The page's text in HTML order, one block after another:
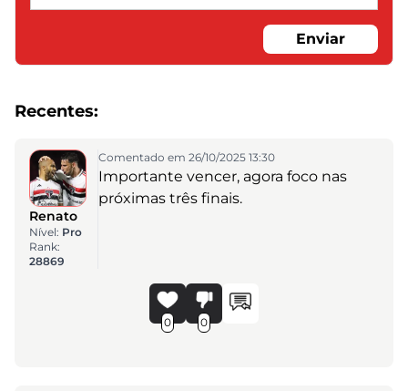
Enviar
Recentes:
Renato
Nível: Pro
Rank:
28869
Comentado em 26/10/2025 13:30
Importante vencer, agora foco nas
próximas três finais.
0 0